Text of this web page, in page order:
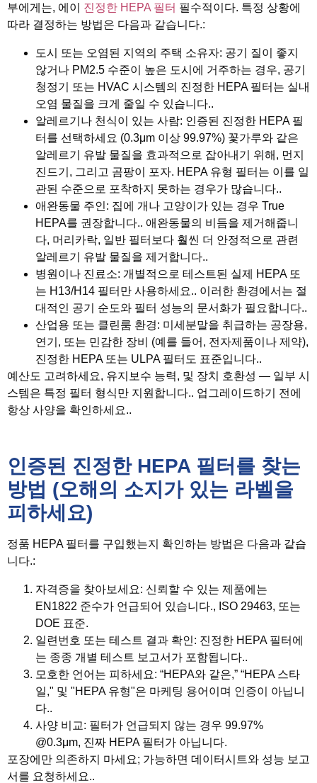
부에게는, 에이 진정한 HEPA 필터 필수적이다. 특정 상황에
따라 결정하는 방법은 다음과 같습니다.:
도시 또는 오염된 지역의 주택 소유자: 공기 질이 좋지
않거나 PM2.5 수준이 높은 도시에 거주하는 경우, 공기
청정기 또는 HVAC 시스템의 진정한 HEPA 필터는 실내
오염 물질을 크게 줄일 수 있습니다..
알레르기나 천식이 있는 사람: 인증된 진정한 HEPA 필
터를 선택하세요 (0.3μm 이상 99.97%) 꽃가루와 같은
알레르기 유발 물질을 효과적으로 잡아내기 위해, 먼지
진드기, 그리고 곰팡이 포자. HEPA 유형 필터는 이를 일
관된 수준으로 포착하지 못하는 경우가 많습니다..
애완동물 주인: 집에 개나 고양이가 있는 경우 True
HEPA를 권장합니다.. 애완동물의 비듬을 제거해줍니
다, 머리카락, 일반 필터보다 훨씬 더 안정적으로 관련
알레르기 유발 물질을 제거합니다..
병원이나 진료소: 개별적으로 테스트된 실제 HEPA 또
는 H13/H14 필터만 사용하세요.. 이러한 환경에서는 절
대적인 공기 순도와 필터 성능의 문서화가 필요합니다..
산업용 또는 클린룸 환경: 미세분말을 취급하는 공장용,
연기, 또는 민감한 장비 (예를 들어, 전자제품이나 제약),
진정한 HEPA 또는 ULPA 필터도 표준입니다..
예산도 고려하세요, 유지보수 능력, 및 장치 호환성 — 일부 시
스템은 특정 필터 형식만 지원합니다.. 업그레이드하기 전에
항상 사양을 확인하세요..
인증된 진정한 HEPA 필터를 찾는
방법 (오해의 소지가 있는 라벨을
피하세요)
정품 HEPA 필터를 구입했는지 확인하는 방법은 다음과 같습
니다.:
자격증을 찾아보세요: 신뢰할 수 있는 제품에는
EN1822 준수가 언급되어 있습니다., ISO 29463, 또는
DOE 표준.
일련번호 또는 테스트 결과 확인: 진정한 HEPA 필터에
는 종종 개별 테스트 보고서가 포함됩니다..
모호한 언어는 피하세요: “HEPA와 같은,” “HEPA 스타
일," 및 "HEPA 유형"은 마케팅 용어이며 인증이 아닙니
다..
사양 비교: 필터가 언급되지 않는 경우 99.97%
@0.3μm, 진짜 HEPA 필터가 아닙니다.
포장에만 의존하지 마세요; 가능하면 데이터시트와 성능 보고
서를 요청하세요..